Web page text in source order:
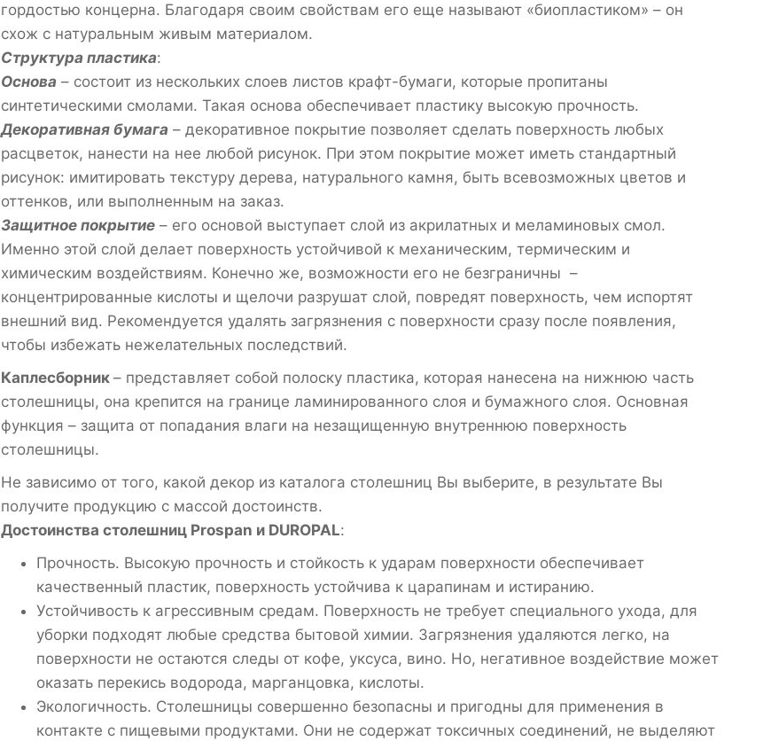
гордостью концерна. Благодаря своим свойствам его еще называют «биопластиком» – он
схож с натуральным живым материалом.
Структура пластика:
Основа – состоит из нескольких слоев листов крафт-бумаги, которые пропитаны
синтетическими смолами. Такая основа обеспечивает пластику высокую прочность.
Декоративная бумага – декоративное покрытие позволяет сделать поверхность любых
расцветок, нанести на нее любой рисунок. При этом покрытие может иметь стандартный
рисунок: имитировать текстуру дерева, натурального камня, быть всевозможных цветов и
оттенков, или выполненным на заказ.
Защитное покрытие – его основой выступает слой из акрилатных и меламиновых смол.
Именно этой слой делает поверхность устойчивой к механическим, термическим и
химическим воздействиям. Конечно же, возможности его не безграничны –
концентрированные кислоты и щелочи разрушат слой, повредят поверхность, чем испортят
внешний вид. Рекомендуется удалять загрязнения с поверхности сразу после появления,
чтобы избежать нежелательных последствий.
Каплесборник– представляет собой полоску пластика, которая нанесена на нижнюю часть
столешницы, она крепится на границе ламинированного слоя и бумажного слоя. Основная
функция – защита от попадания влаги на незащищенную внутреннюю поверхность
столешницы.
Не зависимо от того, какой декор из каталога столешниц Вы выберите, в результате Вы
получите продукцию с массой достоинств.
Достоинства столешниц Prospan и DUROPAL:
Прочность. Высокую прочность и стойкость к ударам поверхности обеспечивает
качественный пластик, поверхность устойчива к царапинам и истиранию.
Устойчивость к агрессивным средам. Поверхность не требует специального ухода, для
уборки подходят любые средства бытовой химии. Загрязнения удаляются легко, на
поверхности не остаются следы от кофе, уксуса, вино. Но, негативное воздействие может
оказать перекись водорода, марганцовка, кислоты.
Экологичность. Столешницы совершенно безопасны и пригодны для применения в
контакте с пищевыми продуктами. Они не содержат токсичных соединений, не выделяют